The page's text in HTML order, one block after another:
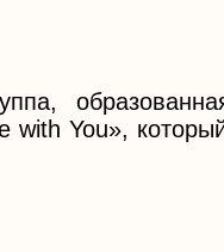
with You»,